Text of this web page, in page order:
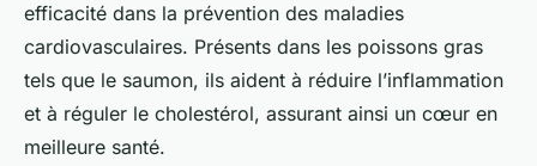
efficacité dans la prévention des maladies
cardiovasculaires. Présents dans les poissons gras
tels que le saumon, ils aident à réduire l’inflammation
et à réguler le cholestérol, assurant ainsi un cœur en
meilleure santé.